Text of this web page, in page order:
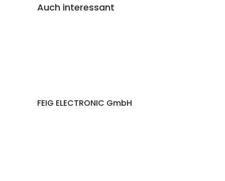
Auch interessant
FEIG ELECTRONIC GmbH